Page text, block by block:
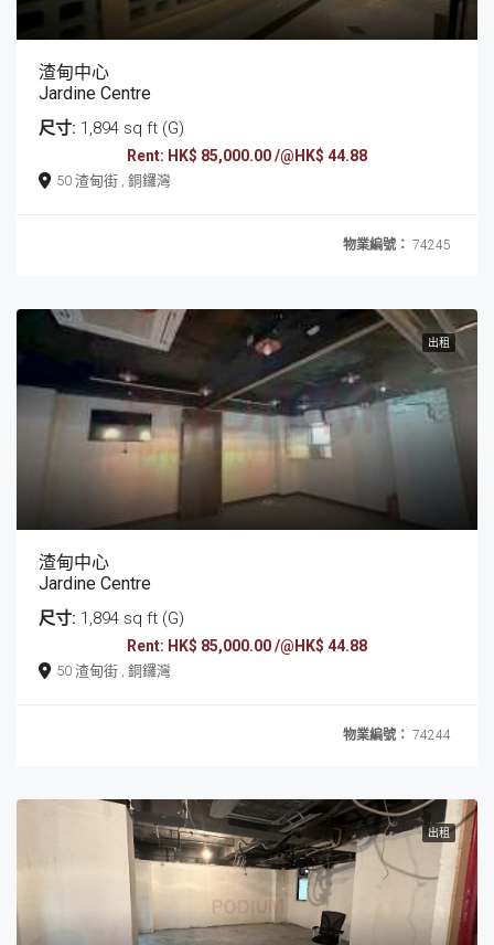
渣甸中心
Jardine Centre
尺寸: 1,894 sq ft (G)
Rent: HK$ 85,000.00 /@HK$ 44.88
50 渣甸街 , 銅鑼灣
物業編號： 74245
出租
渣甸中心
Jardine Centre
尺寸: 1,894 sq ft (G)
Rent: HK$ 85,000.00 /@HK$ 44.88
50 渣甸街 , 銅鑼灣
物業編號： 74244
出租